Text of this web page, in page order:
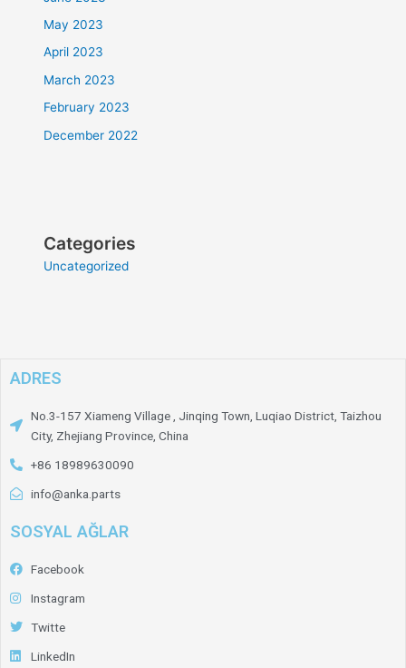
May 2023
April 2023
March 2023
February 2023
December 2022
Categories
Uncategorized
ADRES
No.3-157 Xiameng Village , Jinqing Town, Luqiao District, Taizhou
City, Zhejiang Province, China
+86 18989630090
info@anka.parts
SOSYAL AĞLAR
Facebook
Instagram
Twitte
LinkedIn